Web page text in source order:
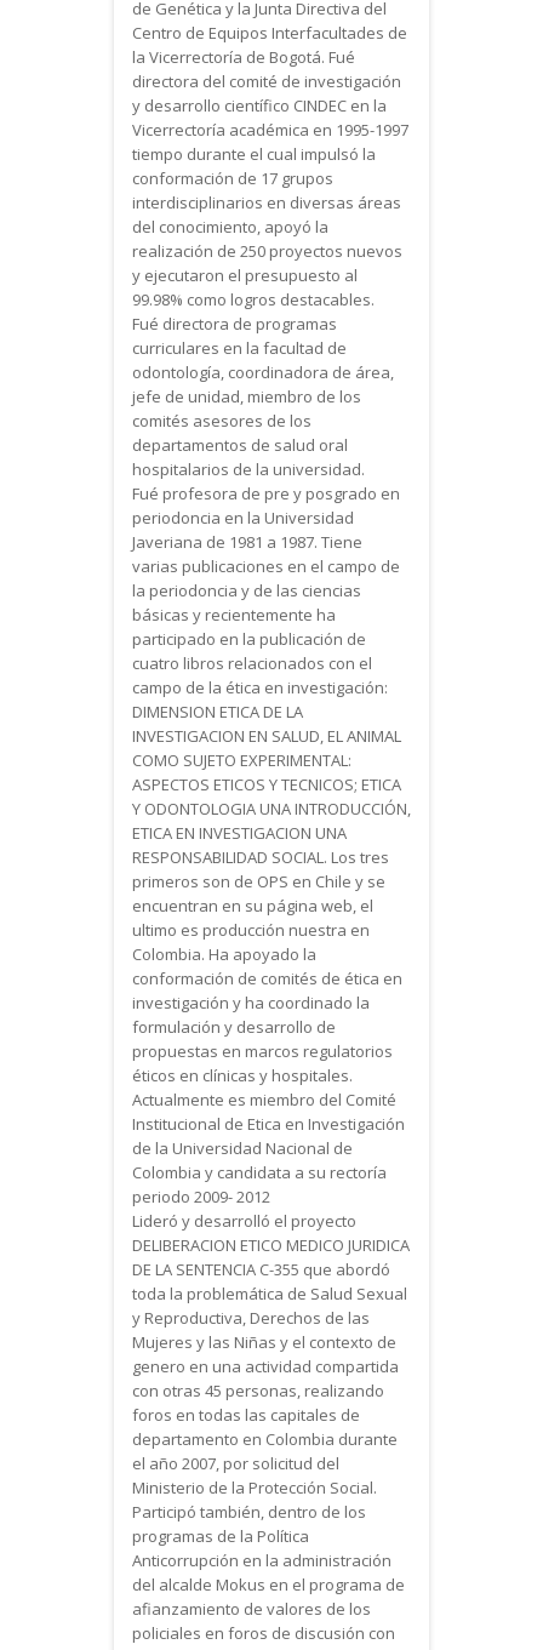
de Genética y la Junta Directiva del
Centro de Equipos Interfacultades de
la Vicerrectoría de Bogotá. Fué
directora del comité de investigación
y desarrollo científico CINDEC en la
Vicerrectoría académica en 1995-1997
tiempo durante el cual impulsó la
conformación de 17 grupos
interdisciplinarios en diversas áreas
del conocimiento, apoyó la
realización de 250 proyectos nuevos
y ejecutaron el presupuesto al
99.98% como logros destacables.
Fué directora de programas
curriculares en la facultad de
odontología, coordinadora de área,
jefe de unidad, miembro de los
comités asesores de los
departamentos de salud oral
hospitalarios de la universidad.
Fué profesora de pre y posgrado en
periodoncia en la Universidad
Javeriana de 1981 a 1987. Tiene
varias publicaciones en el campo de
la periodoncia y de las ciencias
básicas y recientemente ha
participado en la publicación de
cuatro libros relacionados con el
campo de la ética en investigación:
DIMENSION ETICA DE LA
INVESTIGACION EN SALUD, EL ANIMAL
COMO SUJETO EXPERIMENTAL:
ASPECTOS ETICOS Y TECNICOS; ETICA
Y ODONTOLOGIA UNA INTRODUCCIÓN,
ETICA EN INVESTIGACION UNA
RESPONSABILIDAD SOCIAL. Los tres
primeros son de OPS en Chile y se
encuentran en su página web, el
ultimo es producción nuestra en
Colombia. Ha apoyado la
conformación de comités de ética en
investigación y ha coordinado la
formulación y desarrollo de
propuestas en marcos regulatorios
éticos en clínicas y hospitales.
Actualmente es miembro del Comité
Institucional de Etica en Investigación
de la Universidad Nacional de
Colombia y candidata a su rectoría
periodo 2009- 2012
Lideró y desarrolló el proyecto
DELIBERACION ETICO MEDICO JURIDICA
DE LA SENTENCIA C-355 que abordó
toda la problemática de Salud Sexual
y Reproductiva, Derechos de las
Mujeres y las Niñas y el contexto de
genero en una actividad compartida
con otras 45 personas, realizando
foros en todas las capitales de
departamento en Colombia durante
el año 2007, por solicitud del
Ministerio de la Protección Social.
Participó también, dentro de los
programas de la Política
Anticorrupción en la administración
del alcalde Mokus en el programa de
afianzamiento de valores de los
policiales en foros de discusión con